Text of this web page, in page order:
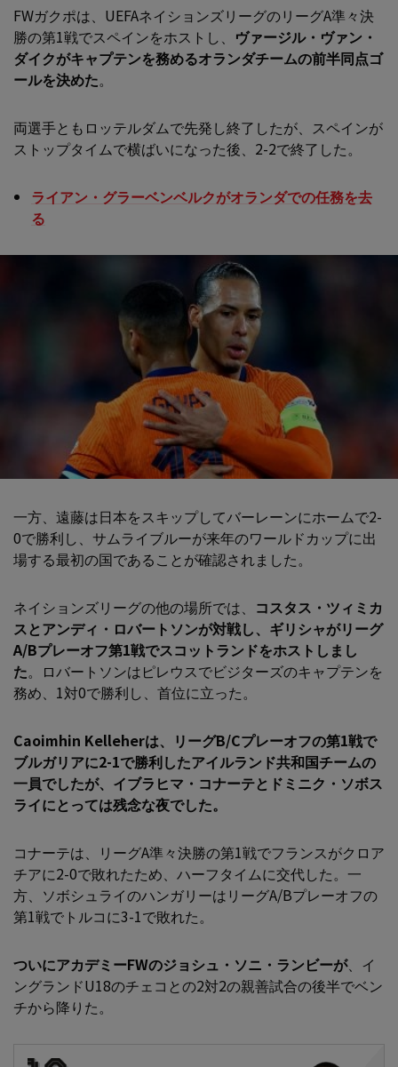
FWガクポは、UEFAネイションズリーグのリーグA準々決
勝の第1戦でスペインをホストし、 ヴァージル・ヴァン・
ダイクがキャプテンを務めるオランダチームの前半同点ゴ
ールを決めた。
両選手ともロッテルダムで先発し終了したが、スペインが
ストップタイムで横ばいになった後、2-2で終了した。
ライアン・グラーベンベルクがオランダでの任務を去
る
一方、遠藤は日本をスキップしてバーレーンにホームで2-
0で勝利し、サムライブルーが来年のワールドカップに出
場する最初の国であることが確認されました。
ネイションズリーグの他の場所では、 コスタス・ツィミカ
スとアンディ・ロバートソンが対戦し、ギリシャがリーグ
A/Bプレーオフ第1戦でスコットランドをホストしまし
た。ロバートソンはピレウスでビジターズのキャプテンを
務め、1対0で勝利し、首位に立った。
Caoimhin Kelleherは、リーグB/Cプレーオフの第1戦で
ブルガリアに2-1で勝利したアイルランド共和国チームの
一員でしたが、イブラヒマ・コナーテとドミニク・ソボス
ライにとっては残念な夜でした。
コナーテは、リーグA準々決勝の第1戦でフランスがクロア
チアに2-0で敗れたため、ハーフタイムに交代した。一
方、ソボシュライのハンガリーはリーグA/Bプレーオフの
第1戦でトルコに3-1で敗れた。
ついにアカデミーFWのジョシュ・ソニ・ランビーが、イ
ングランドU18のチェコとの2対2の親善試合の後半でベン
チから降りた。